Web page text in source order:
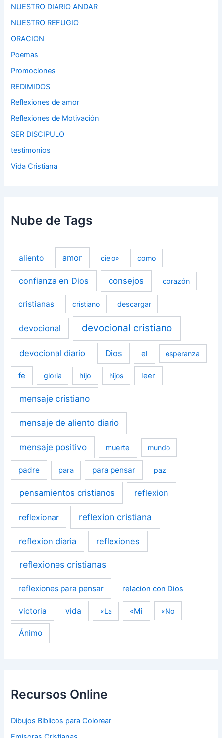
NUESTRO DIARIO ANDAR
NUESTRO REFUGIO
ORACION
Poemas
Promociones
REDIMIDOS
Reflexiones de amor
Reflexiones de Motivación
SER DISCIPULO
testimonios
Vida Cristiana
Nube de Tags
aliento amor cielo» como
confianza en Dios consejos corazón
cristianas cristiano descargar
devocional devocional cristiano
devocional diario Dios el esperanza
fe gloria hijo hijos leer
mensaje cristiano
mensaje de aliento diario
mensaje positivo muerte mundo
padre para para pensar paz
pensamientos cristianos reflexion
reflexionar reflexion cristiana
reflexion diaria reflexiones
reflexiones cristianas
reflexiones para pensar relacion con Dios
victoria vida «La «Mi «No
Ánimo
Recursos Online
Dibujos Biblicos para Colorear